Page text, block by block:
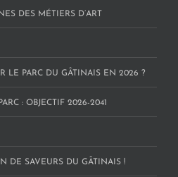
DES MÉTIERS D’ART
LE PARC DU GÂTINAIS EN 2026 ?
: OBJECTIF 2026-2041
DE SAVEURS DU GÂTINAIS !